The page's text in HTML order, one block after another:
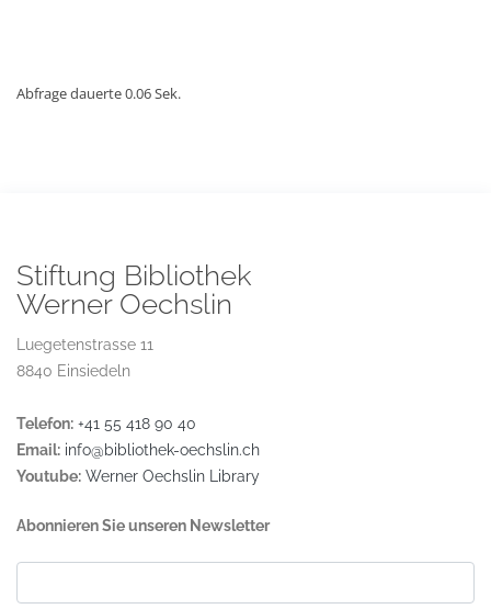
Abfrage dauerte 0.06 Sek.
Stiftung Bibliothek
Werner Oechslin
Luegetenstrasse 11
8840 Einsiedeln
Telefon: +41 55 418 90 40
Email: info@bibliothek-oechslin.ch
Youtube: Werner Oechslin Library
Abonnieren Sie unseren Newsletter